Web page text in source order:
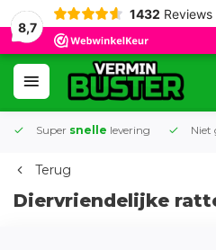
8,7
1432 Reviews
Super snelle levering Niet
Terug
Diervriendelijke